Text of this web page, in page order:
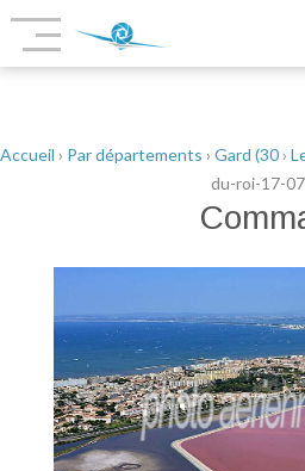
Accueil › Par départements › Gard (30›
du-roi-17-